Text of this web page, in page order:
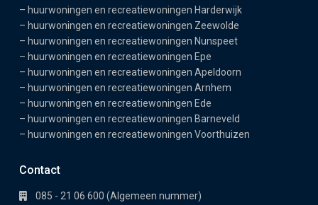
– huurwoningen en recreatiewoningen Harderwijk
– huurwoningen en recreatiewoningen Zeewolde
– huurwoningen en recreatiewoningen Nunspeet
– huurwoningen en recreatiewoningen Epe
– huurwoningen en recreatiewoningen Apeldoorn
– huurwoningen en recreatiewoningen Arnhem
– huurwoningen en recreatiewoningen Ede
– huurwoningen en recreatiewoningen Barneveld
– huurwoningen en recreatiewoningen Voorthuizen
Contact
085 - 21 06 600 (Algemeen nummer)